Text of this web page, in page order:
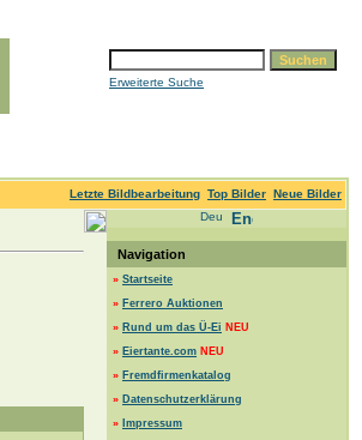
Erweiterte Suche
Letzte Bildbearbeitung Top Bilder Neue Bilder
Navigation
» Startseite
» Ferrero Auktionen
» Rund um das Ü-Ei NEU
» Eiertante.com NEU
» Fremdfirmenkatalog
» Datenschutzerklärung
» Impressum